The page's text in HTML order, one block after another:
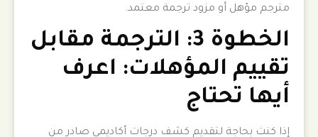
مترجم مؤهل أو مزود ترجمة معتمد.
الخطوة 3: الترجمة مقابل
تقييم المؤهلات: اعرف
أيها تحتاج
إذا كنت بحاجة لتقديم كشف درجات أكاديمي صادر من